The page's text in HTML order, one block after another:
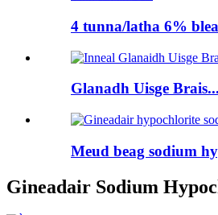
4 tunna/latha 6%
Glanadh Uisge Brais...
Meud beag sodium
Gineadair Sodium